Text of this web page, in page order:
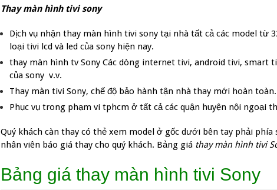
Thay màn hình tivi sony
Dịch vụ nhận thay màn hình tivi sony tại nhà tất cả các model từ
loại tivi lcd và led của sony hiện nay.
thay màn hình tv Sony Các dòng internet tivi, android tivi, smart
của sony v.v.
Thay màn tivi Sony, chế độ bảo hành tận nhà thay mới hoàn toàn.
Phục vụ trong phạm vi tphcm ở tất cả các quận huyện nội ngoại
Quý khách càn thay có thẻ xem model ở gốc dưới bên tay phải phía
nhân viên báo giá thay cho quý khách. Bảng giá thay màn hình tivi
Bảng giá thay màn hình tivi Sony